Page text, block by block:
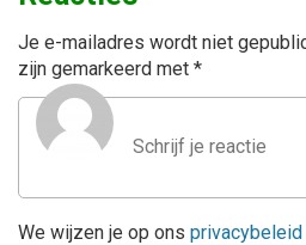
Je e-mailadres wordt niet
zijn gemarkeerd met *
We wijzen je op ons privacybeleid